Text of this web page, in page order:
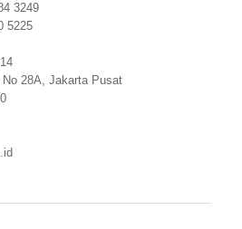
3249
5225
28A, Jakarta Pusat